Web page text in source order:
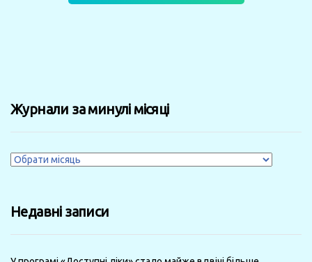
Журнали за минулі місяці
Журнали
місяці
Недавні записи